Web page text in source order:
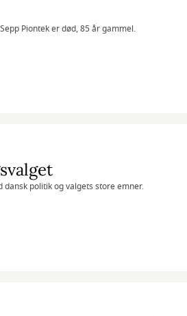
Piontek er død, 85 år gammel.
politik og valgets store emner.